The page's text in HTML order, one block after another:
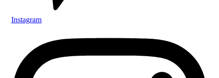
Instagram